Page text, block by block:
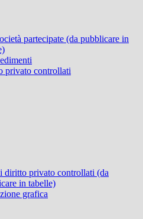
partecipate (da pubblicare in
privato controllati
diritto privato controllati (da
in tabelle)
grafica